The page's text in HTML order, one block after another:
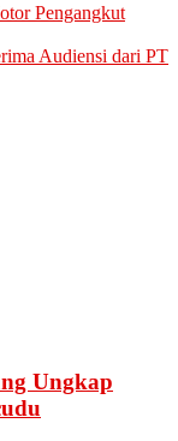
Pengangkut
Audiensi dari PT
Ungkap